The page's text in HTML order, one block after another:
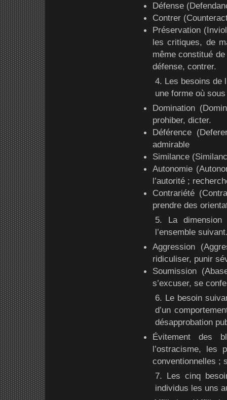
Défense
Contrer
Préservation
les critiques, de
même constitué
défense, contrer.
4. Les besoins de
une forme où
Domination
prohiber, dicter.
Déférence
admirable
Similance
Autonomie
l’autorité ;
Contrariété
prendre des
5. La dimension
l’ensemble
Aggression
ridiculiser, punir
Soumission
s’excuser, se
6. Le besoin
d’un
désapprobation
Évitement des
l’ostracisme, les
conventionnelles ;
7. Les cinq
individus les uns